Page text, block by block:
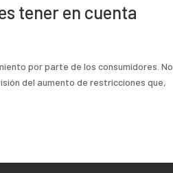
tener en cuenta
por parte de los consumidores. No
del aumento de restricciones que,